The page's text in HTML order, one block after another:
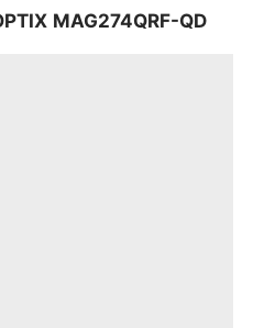
MAG274QRF-QD